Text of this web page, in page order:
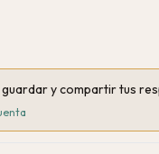
y compartir tus